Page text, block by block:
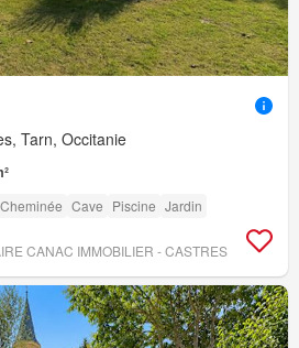
Tarn, Occitanie
Cheminée Cave Piscine Jardin
CANAC IMMOBILIER - CASTRES